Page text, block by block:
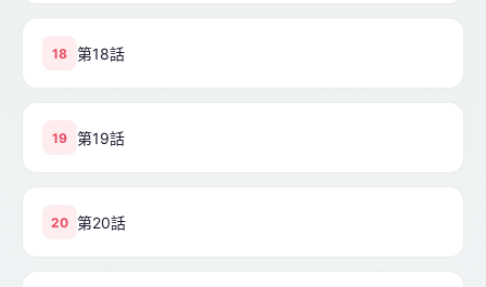
18 第18話
19 第19話
20 第20話